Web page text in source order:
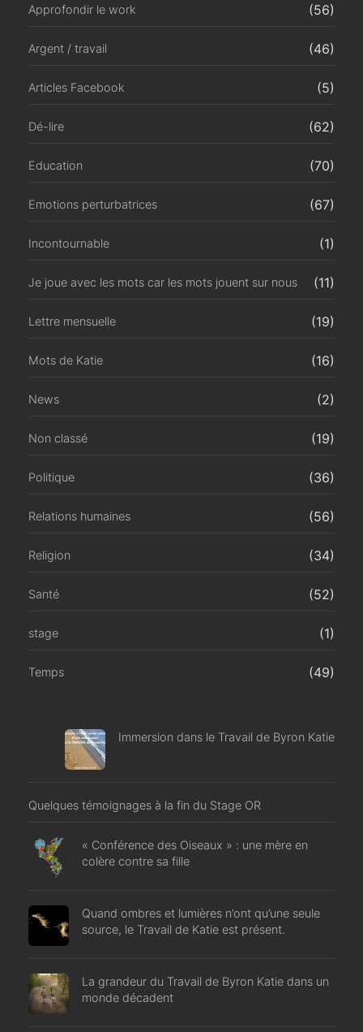
Approfondir le work (56)
Argent / travail (46)
Articles Facebook (5)
Dé-lire (62)
Education (70)
Emotions perturbatrices (67)
Incontournable (1)
Je joue avec les mots car les mots jouent sur nous (11)
Lettre mensuelle (19)
Mots de Katie (16)
News (2)
Non classé (19)
Politique (36)
Relations humaines (56)
Religion (34)
Santé (52)
stage (1)
Temps (49)
Immersion dans le Travail de Byron Katie
Quelques témoignages à la fin du Stage OR
« Conférence des Oiseaux » : une mère en
colère contre sa fille
Quand ombres et lumières n’ont qu’une seule
source, le Travail de Katie est présent.
La grandeur du Travail de Byron Katie dans un
monde décadent